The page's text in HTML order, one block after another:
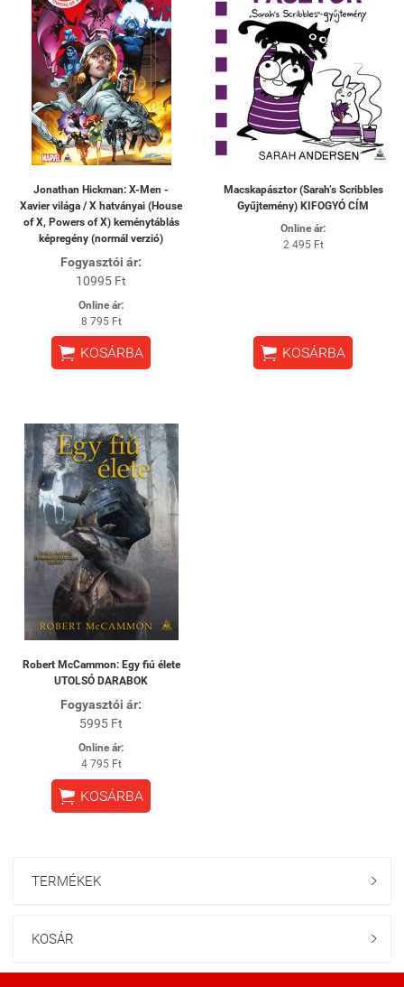
Jonathan Hickman: X-Men -
Xavier világa / X hatványai (House
of X, Powers of X) keménytáblás
képregény (normál verzió)
Fogyasztói ár:
10995 Ft
Online ár:
8 795 Ft
 KOSÁRBA
Macskapásztor (Sarah’s Scribbles
Gyűjtemény) KIFOGYÓ CÍM
Online ár:
2 495 Ft
 KOSÁRBA
Robert McCammon: Egy fiú élete
UTOLSÓ DARABOK
Fogyasztói ár:
5995 Ft
Online ár:
4 795 Ft
 KOSÁRBA
TERMÉKEK 
KOSÁR 